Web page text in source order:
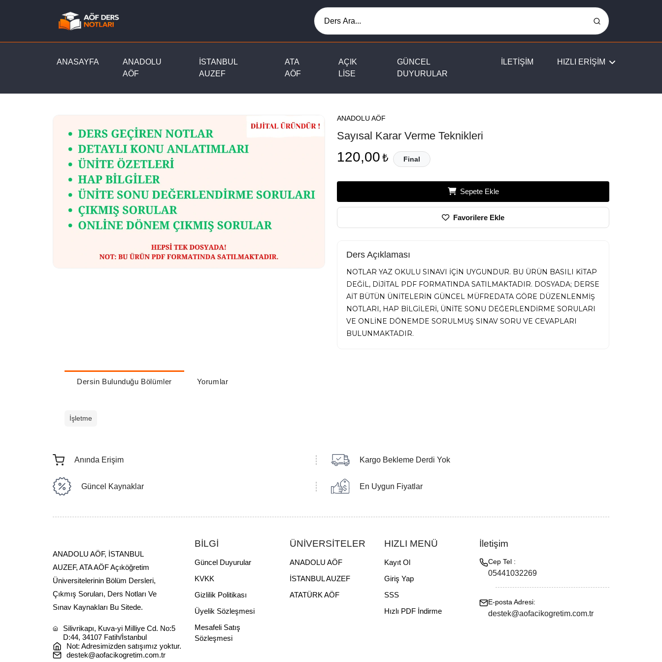
ANASAYFA
ANADOLU
AÖF
İSTANBUL
AUZEF
ATA
AÖF
AÇIK
LİSE
GÜNCEL
DUYURULAR
İLETİŞİM HIZLI ERİŞİM
ANADOLU AÖF
Sayısal Karar Verme Teknikleri
120,00 ₺ Final
Sepete Ekle
Favorilere Ekle
Ders Açıklaması
NOTLAR YAZ OKULU SINAVI İÇİN UYGUNDUR. BU ÜRÜN BASILI KİTAP
DEĞİL, DİJİTAL PDF FORMATINDA SATILMAKTADIR. DOSYADA; DERSE
AİT BÜTÜN ÜNİTELERİN GÜNCEL MÜFREDATA GÖRE DÜZENLENMİŞ
NOTLARI, HAP BİLGİLERİ, ÜNİTE SONU DEĞERLENDİRME SORULARI
VE ONLİNE DÖNEMDE SORULMUŞ SINAV SORU VE CEVAPLARI
BULUNMAKTADIR.
Dersin Bulunduğu Bölümler Yorumlar
İşletme
Anında Erişim Kargo Bekleme Derdi Yok
Güncel Kaynaklar En Uygun Fiyatlar
ANADOLU AÖF, İSTANBUL
AUZEF, ATA AÖF Açıköğretim
Üniversitelerinin Bölüm Dersleri,
Çıkmış Soruları, Ders Notları Ve
Sınav Kaynakları Bu Sitede.
Silivrikapı, Kuva-yi Milliye Cd. No:5
D:44, 34107 Fatih/İstanbul
Not: Adresimizden satışımız yoktur.
destek@aofacikogretim.com.tr
BİLGİ
Güncel Duyurular
KVKK
Gizlilik Politikası
Üyelik Sözleşmesi
Mesafeli Satış
Sözleşmesi
ÜNİVERSİTELER
ANADOLU AÖF
İSTANBUL AUZEF
ATATÜRK AÖF
HIZLI MENÜ
Kayıt Ol
Giriş Yap
SSS
Hızlı PDF İndirme
İletişim
Cep Tel :
05441032269
E-posta Adresi:
destek@aofacikogretim.com.tr